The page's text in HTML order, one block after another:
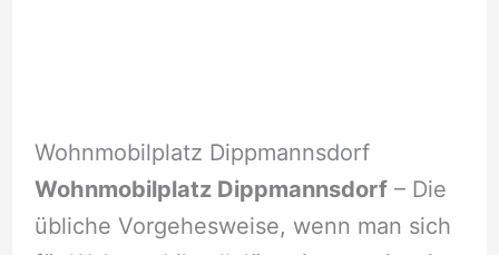
Wohnmobilplatz Dippmannsdorf
Wohnmobilplatz Dippmannsdorf– Die
übliche Vorgehesweise, wenn man sich